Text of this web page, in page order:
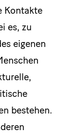
Kontakte
es, zu
eigenen
bestehen.